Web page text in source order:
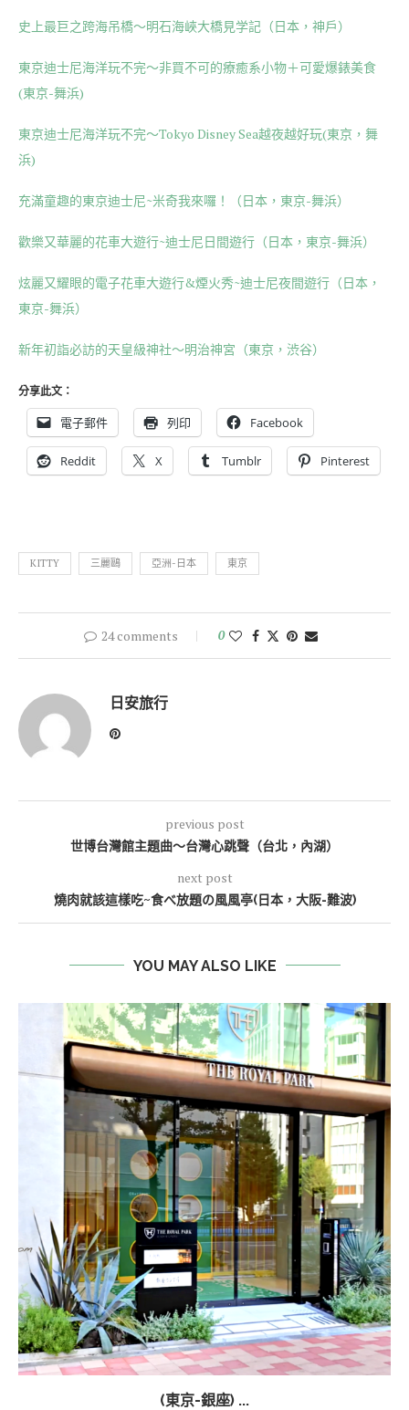
史上最巨之跨海吊橋～明石海峽大橋見学記（日本，神戶）
東京迪士尼海洋玩不完～非買不可的療癒系小物＋可愛爆錶美食
(東京-舞浜)
東京迪士尼海洋玩不完～Tokyo Disney Sea越夜越好玩(東京，舞
浜)
充滿童趣的東京迪士尼~米奇我來囉！（日本，東京-舞浜）
歡樂又華麗的花車大遊行~迪士尼日間遊行（日本，東京-舞浜）
炫麗又耀眼的電子花車大遊行&煙火秀~迪士尼夜間遊行（日本，
東京-舞浜）
新年初詣必訪的天皇級神社～明治神宮（東京，渋谷）
分享此文：
電子郵件 列印 Facebook
Reddit X Tumblr Pinterest
KITTY 三麗鷗 亞洲-日本 東京
24 comments 0
日安旅行
previous post
世博台灣館主題曲～台灣心跳聲（台北，內湖）
next post
燒肉就該這樣吃~食べ放題の風風亭(日本，大阪-難波)
YOU MAY ALSO LIKE
(東京-銀座) ...